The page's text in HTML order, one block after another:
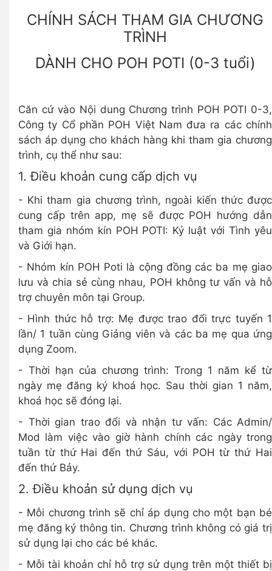
CHÍNH SÁCH THAM GIA CHƯƠNG
TRÌNH
DÀNH CHO POH POTI (0-3 tuổi)
Căn cứ vào Nội dung Chương trình POH POTI 0-3,
Công ty Cổ phần POH Việt Nam đưa ra các chính
sách áp dụng cho khách hàng khi tham gia chương
trình, cụ thể như sau:
1. Điều khoản cung cấp dịch vụ
- Khi tham gia chương trình, ngoài kiến thức được
cung cấp trên app, mẹ sẽ được POH hướng dẫn
tham gia nhóm kín POH POTI: Kỷ luật với Tình yêu
và Giới hạn.
- Nhóm kín POH Poti là cộng đồng các ba mẹ giao
lưu và chia sẻ cùng nhau, POH không tư vấn và hỗ
trợ chuyên môn tại Group.
- Hình thức hỗ trợ: Mẹ được trao đổi trực tuyến 1
lần/ 1 tuần cùng Giảng viên và các ba mẹ qua ứng
dụng Zoom.
- Thời hạn của chương trình: Trong 1 năm kể từ
ngày mẹ đăng ký khoá học. Sau thời gian 1 năm,
khoá học sẽ đóng lại.
- Thời gian trao đổi và nhận tư vấn: Các Admin/
Mod làm việc vào giờ hành chính các ngày trong
tuần từ thứ Hai đến thứ Sáu, với POH từ thứ Hai
đến thứ Bảy.
2. Điều khoản sử dụng dịch vụ
- Mỗi chương trình sẽ chỉ áp dụng cho một bạn bé
mẹ đăng ký thông tin. Chương trình không có giá trị
sử dụng lại cho các bé khác.
- Mỗi tài khoản chỉ hỗ trợ sử dụng trên một thiết bị